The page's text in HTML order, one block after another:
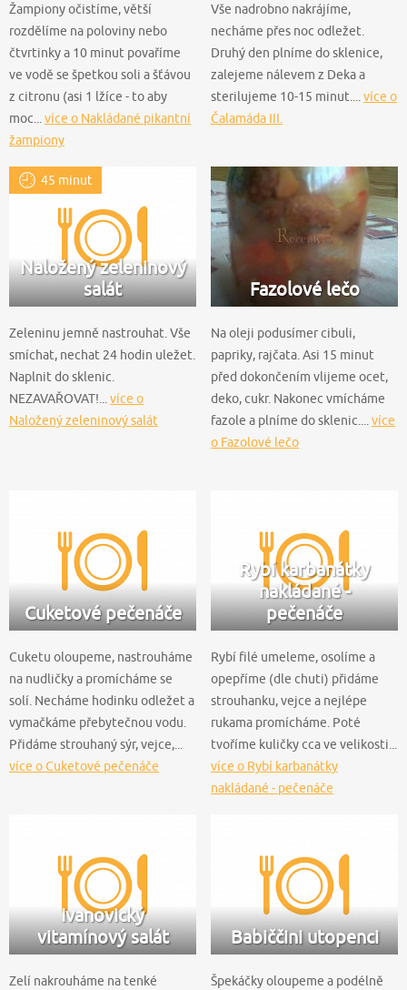
Žampiony očistíme, větší
rozdělíme na poloviny nebo
čtvrtinky a 10 minut povaříme
ve vodě se špetkou soli a šťávou
z citronu (asi 1 lžíce - to aby
moc... více o Nakládané pikantní
žampiony
Vše nadrobno nakrájíme,
necháme přes noc odležet.
Druhý den plníme do sklenice,
zalejeme nálevem z Deka a
sterilujeme 10-15 minut.... více o
Čalamáda III.
45 minut
Naložený zeleninový
salát
Zeleninu jemně nastrouhat. Vše
smíchat, nechat 24 hodin uležet.
Naplnit do sklenic.
NEZAVAŘOVAT!... více o
Naložený zeleninový salát
Fazolové lečo
Na oleji podusímer cibuli,
papriky, rajčata. Asi 15 minut
před dokončením vlijeme ocet,
deko, cukr. Nakonec vmícháme
fazole a plníme do sklenic.... více
o Fazolové lečo
Cuketové pečenáče
Cuketu oloupeme, nastrouháme
na nudličky a promícháme se
solí. Necháme hodinku odležet a
vymačkáme přebytečnou vodu.
Přidáme strouhaný sýr, vejce,...
více o Cuketové pečenáče
Rybí karbanátky
nakládané -
pečenáče
Rybí filé umeleme, osolíme a
opepříme (dle chuti) přidáme
strouhanku, vejce a nejlépe
rukama promícháme. Poté
tvoříme kuličky cca ve velikosti...
více o Rybí karbanátky
nakládané - pečenáče
Ivanovický
vitamínový salát
Zelí nakrouháme na tenké
Babiččini utopenci
Špekáčky oloupeme a podélně